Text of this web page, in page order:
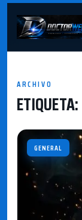
ARCHIVO
ETIQUETA:
GENERAL